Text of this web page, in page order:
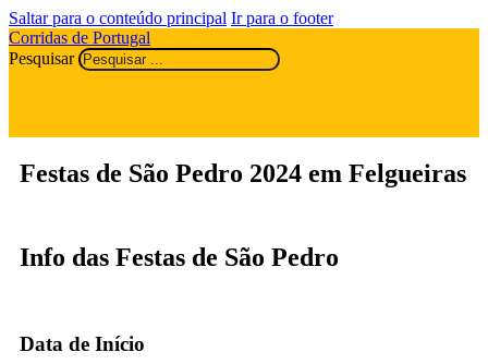
Saltar para o conteúdo principal Ir para o footer
Corridas de Portugal
Pesquisar
Festas de São Pedro 2024 em Felgueiras
Info das Festas de São Pedro
Data de Início